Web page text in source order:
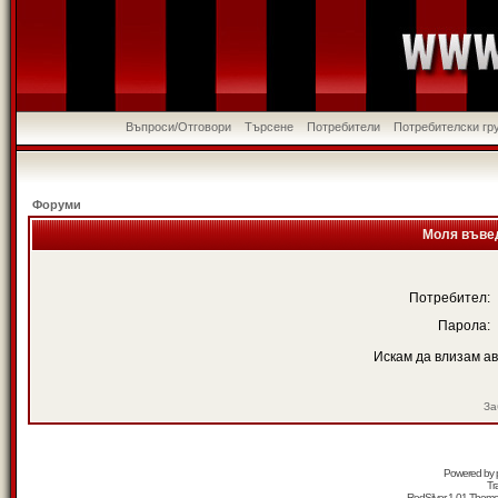
Въпроси/Отговори Търсене Потребители Потребителски
Форуми
Моля
Потребител:
Парола:
Искам да влизам
Powered by